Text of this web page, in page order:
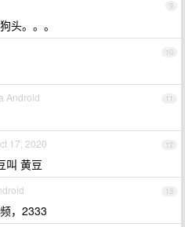
9
头。。。
10
11
Android
12
17, 2020
叫 黄豆
13
，2333